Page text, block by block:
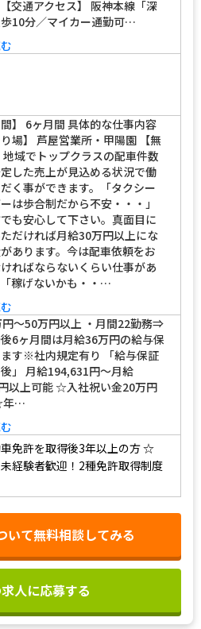
交通アクセス】 阪神本線「深
10分／マイカー通勤可…
間】 6ヶ月間 具体的な仕事内容
り場】 芦屋営業所・甲陽園 【無
域でトップクラスの配車件数
した売上が見込める状況で働
く事ができます。「タクシー
は歩合制だから不安・・・」
も安心して下さい。真面目に
だければ月給30万円以上にな
あります。今は配車依頼をお
ればならないくらい仕事があ
稼げないかも・・…
円～50万円以上 ・月間22勤務⇒
6ヶ月間は月給36万円の給与保
す※社内規定有り 「給与保証
」 月給194,631円～月給
以上可能 ☆入社祝い金20万円
年…
免許を取得後3年以上の方☆
経験者歓迎！2種免許取得制度
いて無料相談してみる
人に応募する